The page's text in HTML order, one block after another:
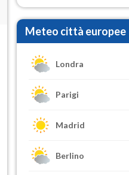
Meteo città europee
Londra
Parigi
Madrid
Berlino